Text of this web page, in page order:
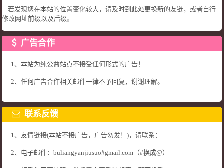
若发现您在本站的位置变化较大，请及时到此处更换新的友链，或者自行
修改网址前缀以及后缀。
广告合作
1、本站为纯公益站点不接受任何形式的广告！
2、任何广告合作相关邮件一律不予回复，谢谢理解。
联系反馈
1、友情链接(本站不接广告，广告勿发！)，请联系：
2、电子邮件：buliangyanjiusuo#gmail.com（#换成@）